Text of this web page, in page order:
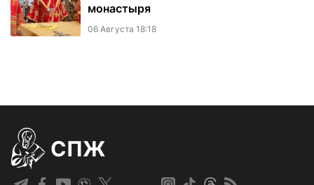
монастыря
06 Августа 18:18
СПЖ